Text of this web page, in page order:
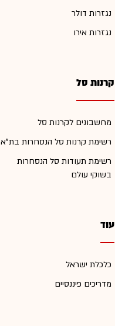
נגזרות דולר
נגזרות אירו
קרנות סל
מחשבונים לקרנות סל
רשימת קרנות סל הנסחרות בת"א
רשימת תעודות סל הנסחרות
בשוקי עולם
עוד
כלכלת ישראל
מדריכים פיננסיים